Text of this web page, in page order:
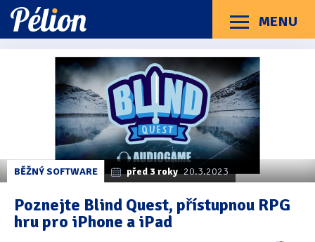
Přejít
na
štítky
Přejít
na
kategorie
Přejít
na
obsah
MENU
Menu
Příručky O Pélionu Kontakt
Kategorie článků
Dotazníky(3)
Hardware(163)
Braillské řádky (31)
(8)
Mobilní zařízení(85)
BĚŽNÝ SOFTWARE před 3 roky 20.3.2023
Poznejte Blind Quest, přístupnou RPG
hru pro iPhone a iPad